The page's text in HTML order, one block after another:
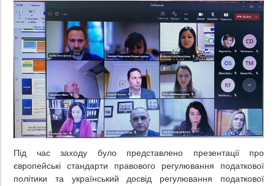
Під час заходу було представлено презентації про
європейські стандарти правового регулювання податкової
політики та український досвід регулювання податкової